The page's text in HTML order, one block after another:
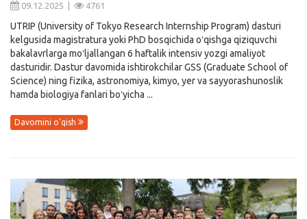
09.12.2025 | 4761
UTRIP (University of Tokyo Research Internship Program) dasturi
kelgusida magistratura yoki PhD bosqichida oʻqishga qiziquvchi
bakalavrlarga moʻljallangan 6 haftalik intensiv yozgi amaliyot
dasturidir. Dastur davomida ishtirokchilar GSS (Graduate School of
Science) ning fizika, astronomiya, kimyo, yer va sayyorashunoslik
hamda biologiya fanlari boʻyicha ...
Davomini o'qish